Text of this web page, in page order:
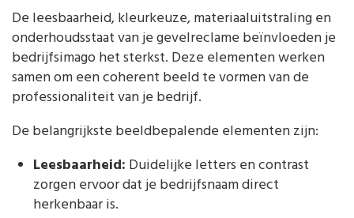
De leesbaarheid, kleurkeuze, materiaaluitstraling en
onderhoudsstaat van je gevelreclame beïnvloeden je
bedrijfsimago het sterkst. Deze elementen werken
samen om een coherent beeld te vormen van de
professionaliteit van je bedrijf.
De belangrijkste beeldbepalende elementen zijn:
Leesbaarheid: Duidelijke letters en contrast
zorgen ervoor dat je bedrijfsnaam direct
herkenbaar is.